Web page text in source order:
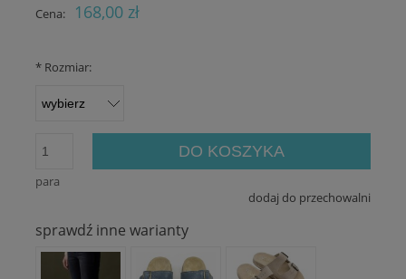
Cena: 168,00 zł
* Rozmiar:
para
DO KOSZYKA
dodaj do przechowalni
sprawdź inne warianty